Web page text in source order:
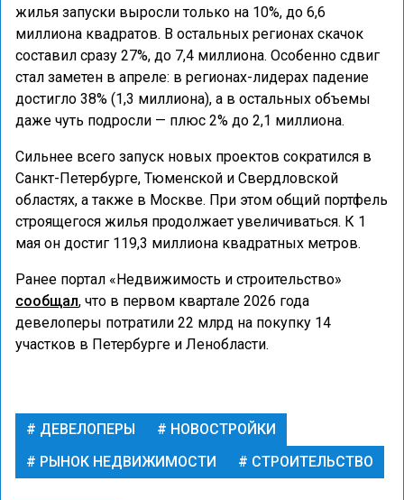
жилья запуски выросли только на 10%, до 6,6
миллиона квадратов. В остальных регионах скачок
составил сразу 27%, до 7,4 миллиона. Особенно сдвиг
стал заметен в апреле: в регионах-лидерах падение
достигло 38% (1,3 миллиона), а в остальных объемы
даже чуть подросли — плюс 2% до 2,1 миллиона.
Сильнее всего запуск новых проектов сократился в
Санкт-Петербурге, Тюменской и Свердловской
областях, а также в Москве. При этом общий портфель
строящегося жилья продолжает увеличиваться. К 1
мая он достиг 119,3 миллиона квадратных метров.
Ранее портал «Недвижимость и строительство»
сообщал, что в первом квартале 2026 года
девелоперы потратили 22 млрд на покупку 14
участков в Петербурге и Ленобласти.
ДЕВЕЛОПЕРЫ
НОВОСТРОЙКИ
РЫНОК НЕДВИЖИМОСТИ
СТРОИТЕЛЬСТВО